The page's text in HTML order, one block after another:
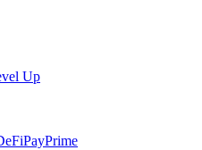
Up
PayPrime